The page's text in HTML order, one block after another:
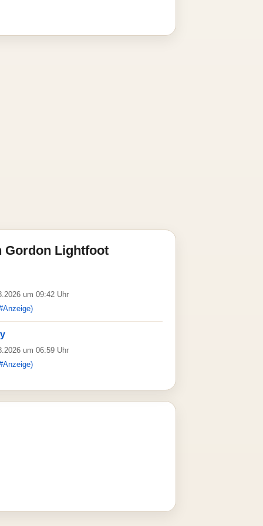
Gordon Lightfoot
um 09:42 Uhr
um 06:59 Uhr